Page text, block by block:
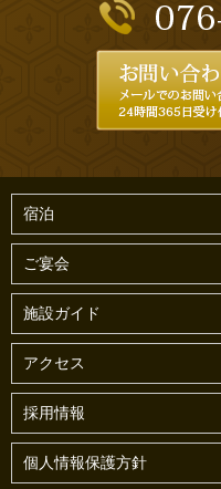
宿泊
ご宴会
施設ガイド
アクセス
採用情報
個人情報保護方針